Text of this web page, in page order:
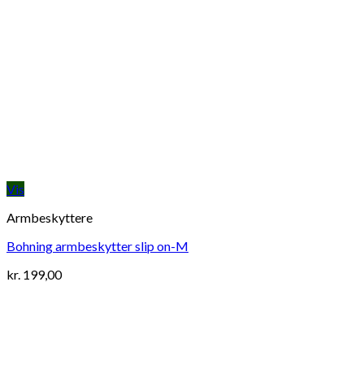
Vis
Armbeskyttere
Bohning armbeskytter slip on-M
kr. 199,00